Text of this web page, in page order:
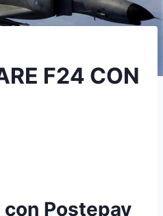
F24 CON
Postepay